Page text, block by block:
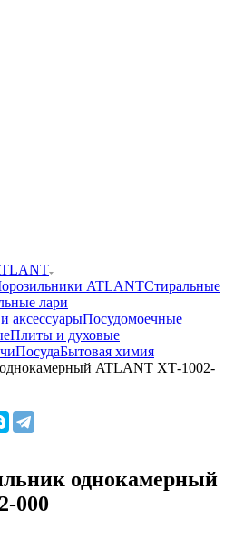
ATLANTСтиральные
лари
аксессуарыПосудомоечные
Плиты и духовые
ПосудаБытовая химия
ATLANT ХТ-1002-
однокамерный
000